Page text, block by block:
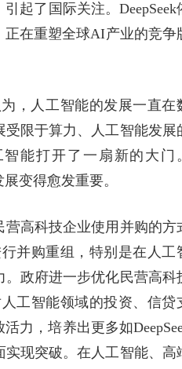
起了国际关注。DeepSeek
在重塑全球AI产业的竞争
，人工智能的发展一直在
限于算力、人工智能发展
能打开了一扇新的大门。
变得愈发重要。
高科技企业使用并购的方
并购重组，特别是在人工
政府进一步优化民营高科
工智能领域的投资、信贷
力，培养出更多如
现突破。在人工智能、高